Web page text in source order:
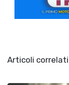
Articoli correlati